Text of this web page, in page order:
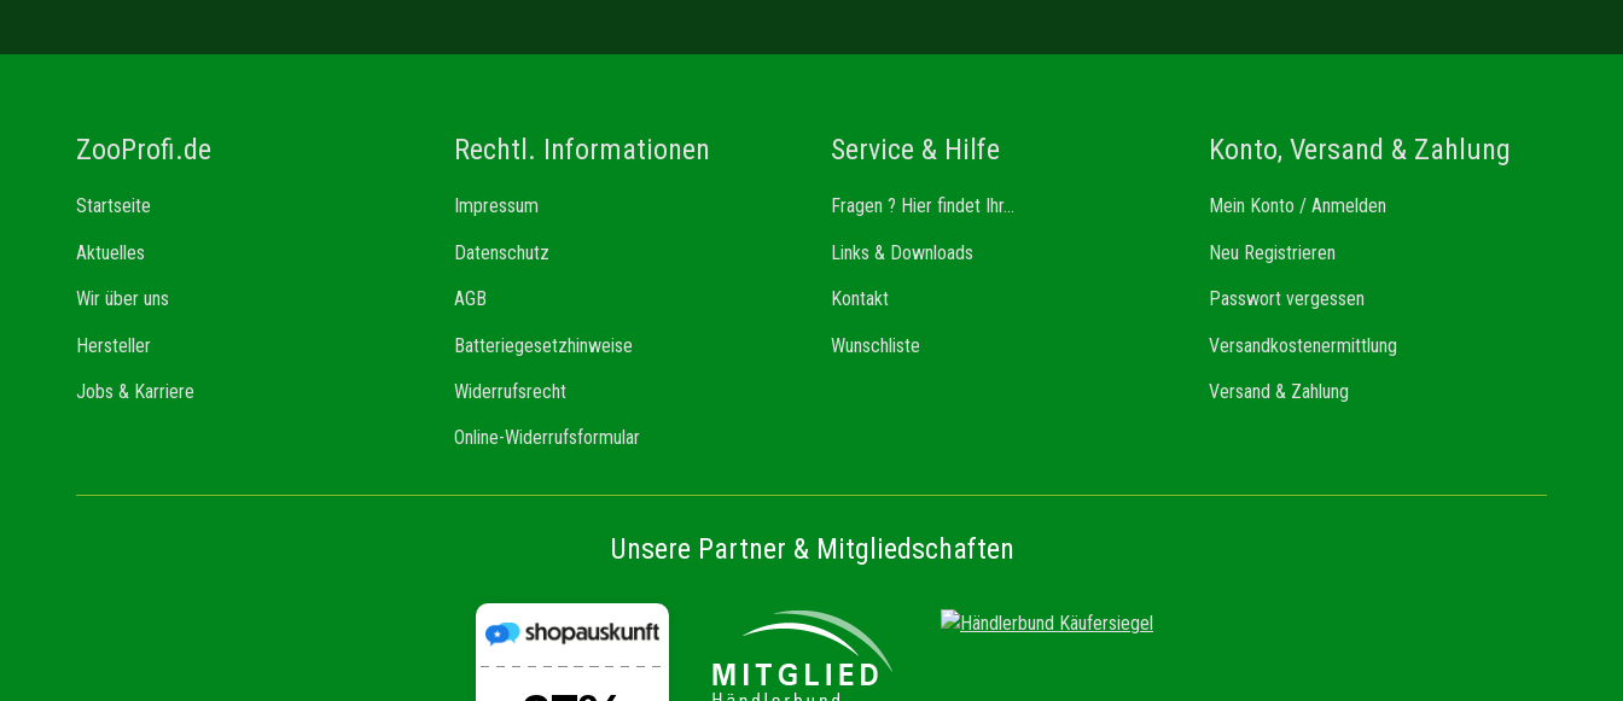
ZooProfi.de
Startseite
Aktuelles
Wir über uns
Hersteller
Jobs & Karriere
Rechtl. Informationen
Impressum
Datenschutz
AGB
Batteriegesetzhinweise
Widerrufsrecht
Online-Widerrufsformular
Service & Hilfe
Fragen ? Hier findet Ihr...
Links & Downloads
Kontakt
Wunschliste
Konto, Versand & Zahlung
Mein Konto / Anmelden
Neu Registrieren
Passwort vergessen
Versandkostenermittlung
Versand & Zahlung
Unsere Partner & Mitgliedschaften